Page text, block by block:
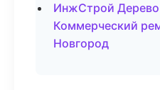
ИнжСтрой
Коммерческий
Новгород